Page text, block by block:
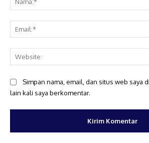
Simpan nama, email, dan situs web saya
lain kali saya berkomentar.